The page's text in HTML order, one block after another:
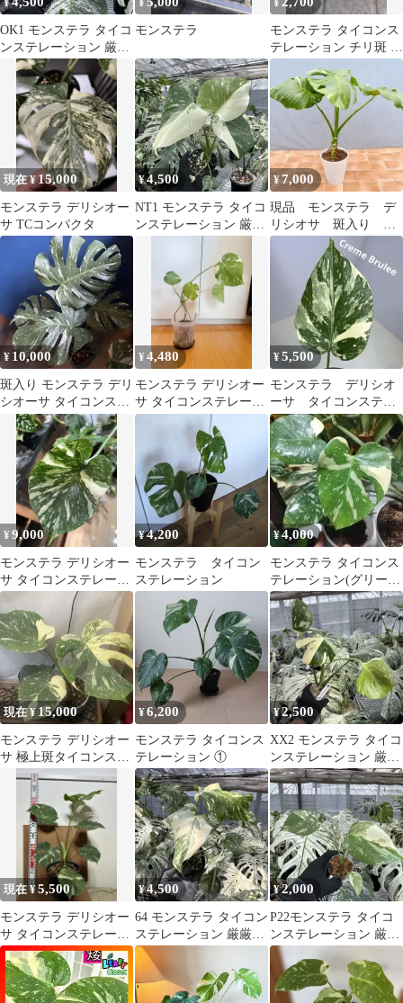
¥
OK1 モンステラ タイコ
ンステレーション 厳厳
選斑入り 送料込み
¥
モンステラ
¥
モンステラ タイコンス
テレーション チリ斑 斑
入り 黄斑
現在 ¥15,000
モンステラ デリシオー
サ TCコンパクタ
¥4,500
NT1 モンステラ タイコ
ンステレーション 厳厳
選斑入り 送料込み
¥7,000
現品 モンステラ デ
リシオサ 斑入り 奇
形 28番 タイコンス
テレーション
¥ 10,000
斑入り モンステラ デリ
シオーサ タイコンステ
レーション
¥4,480
モンステラ デリシオー
サ タイコンステレーシ
ョン 斑入り
¥5,500
モンステラ デリシオ
ーサ タイコンステレ
ーション クリームブ
リュレ 極斑カット苗
¥9,000
モンステラ デリシオー
サ タイコンステレーシ
ョン 極斑入り
¥4,200
モンステラ タイコン
ステレーション
¥4,000
モンステラ タイコンス
テレーション(グリーン
スノーの子)
現在 ¥ 15,000
モンステラ デリシオー
サ 極上斑タイコンステ
レーション
¥6,200
モンステラ タイコンス
テレーション ①
¥2,500
XX2 モンステラ タイコ
ンステレーション 厳選
斑入り 送料込み
現在 ¥5,500
モンステラ デリシオー
サ タイコンステレーシ
ョン
¥4,500
64 モンステラ タイコン
ステレーション 厳厳選
斑入り 送料込み
¥2,000
P22モンステラ タイコ
ンステレーション 厳選
斑入り ２寸ポリポッ
ト ネコポス